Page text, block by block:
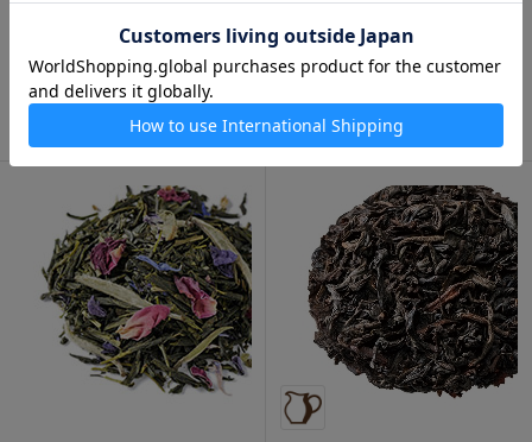
ソレイユ ルヴァン 50g 袋入
900円